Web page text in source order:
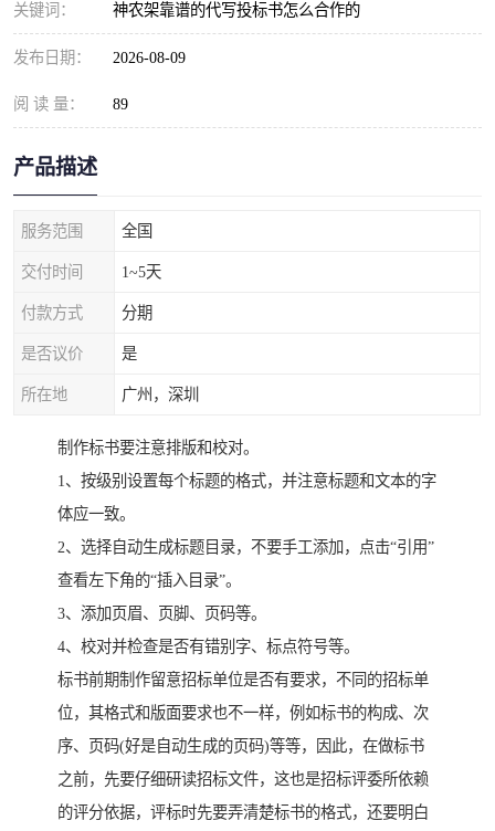
关键词： 神农架靠谱的代写投标书怎么合作的
发布日期： 2026-08-09
阅 读 量： 89
产品描述
服务范围 全国
交付时间 1~5天
付款方式 分期
是否议价 是
所在地 广州，深圳
制作标书要注意排版和校对。
1、按级别设置每个标题的格式，并注意标题和文本的字
体应一致。
2、选择自动生成标题目录，不要手工添加，点击“引用”
查看左下角的“插入目录”。
3、添加页眉、页脚、页码等。
4、校对并检查是否有错别字、标点符号等。
标书前期制作留意招标单位是否有要求，不同的招标单
位，其格式和版面要求也不一样，例如标书的构成、次
序、页码(好是自动生成的页码)等等，因此，在做标书
之前，先要仔细研读招标文件，这也是招标评委所依赖
的评分依据，评标时先要弄清楚标书的格式，还要明白